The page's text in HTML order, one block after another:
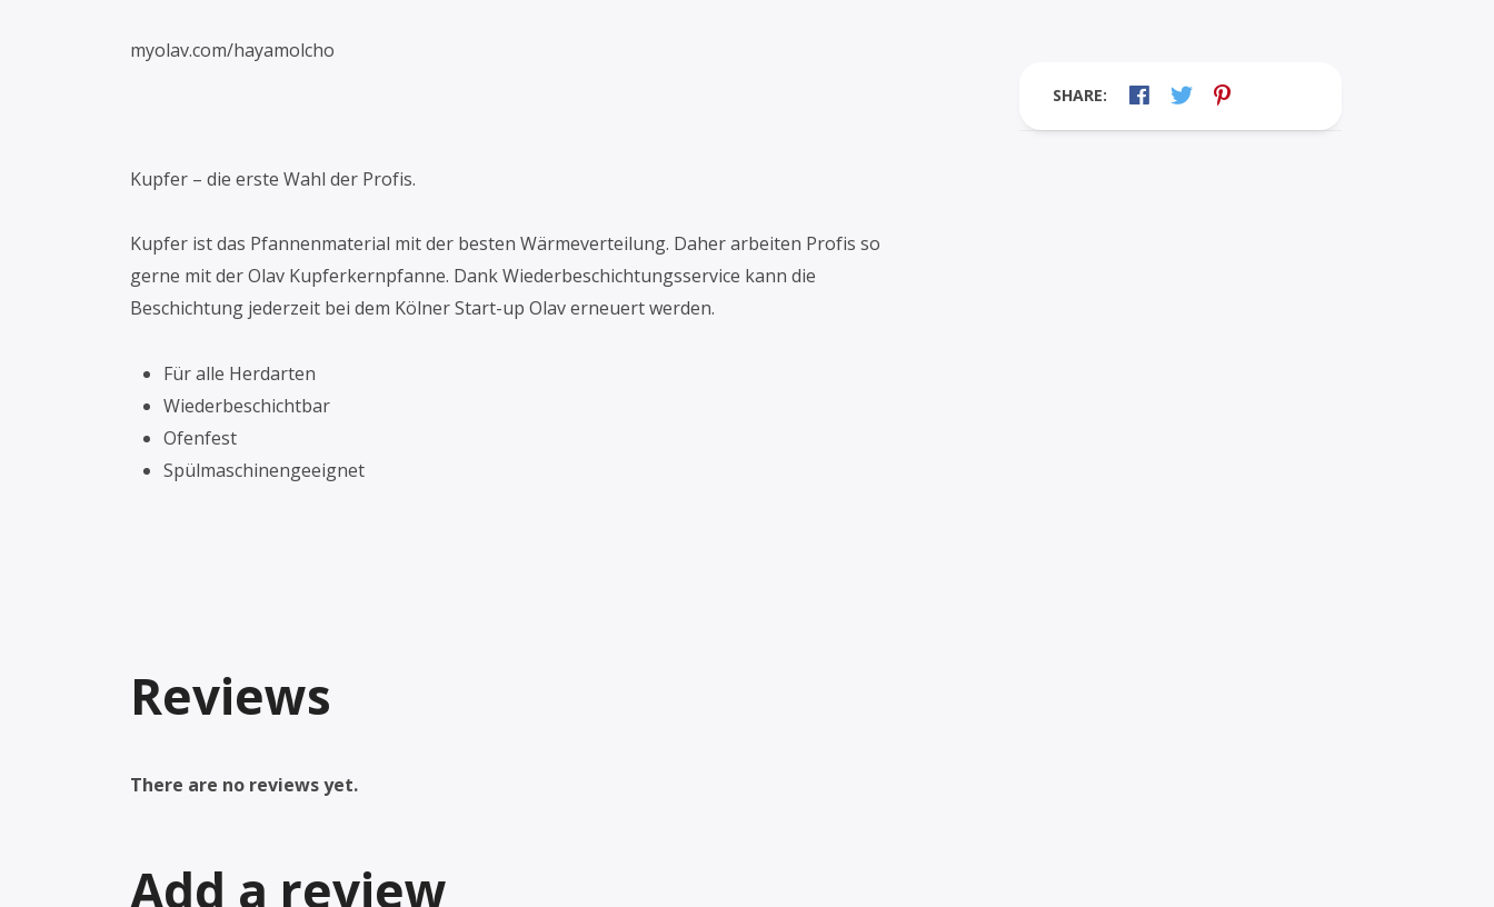
SHARE:
myolav.com/hayamolcho
Kupfer – die erste Wahl der Profis.
Kupfer ist das Pfannenmaterial mit der besten Wärmeverteilung. Daher arbeiten Profis so
gerne mit der Olav Kupferkernpfanne. Dank Wiederbeschichtungsservice kann die
Beschichtung jederzeit bei dem Kölner Start-up Olav erneuert werden.
Für alle Herdarten
Wiederbeschichtbar
Ofenfest
Spülmaschinengeeignet
Reviews
There are no reviews yet.
Add a review